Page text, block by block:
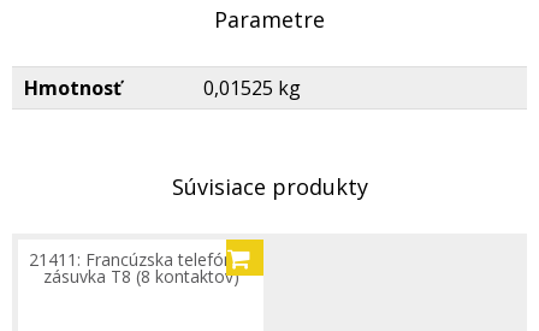
Parametre
Hmotnosť 0,01525 kg
Súvisiace produkty
21411: Francúzska telefónna
zásuvka T8 (8 kontaktov)